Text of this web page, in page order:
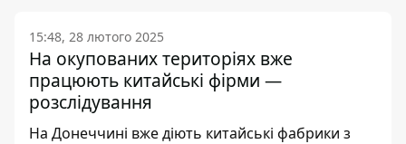
15:48, 28 лютого 2025
На окупованих територіях вже
працюють китайські фірми —
розслідування
На Донеччині вже діють китайські фабрики з